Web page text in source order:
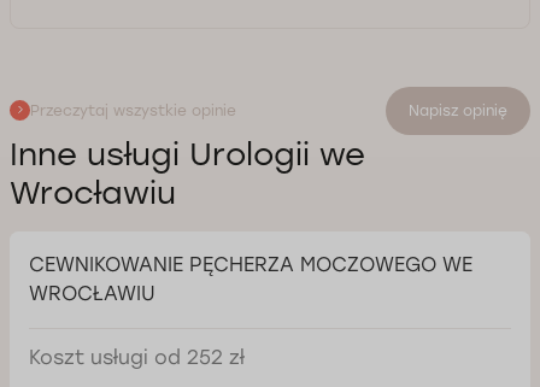
Przeczytaj wszystkie opinie Napisz opinię
Inne usługi Urologii we
Wrocławiu
CEWNIKOWANIE PĘCHERZA MOCZOWEGO WE
WROCŁAWIU
Koszt usługi od 252 zł